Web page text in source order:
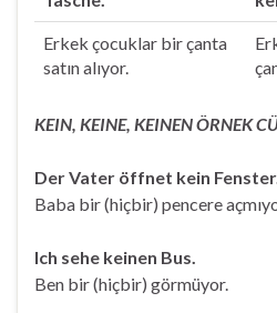
Erkek çocuklar bir çanta
satın alıyor.
KEIN, KEINE, KEINEN ÖRNEK
Der Vater öffnet kein
Baba bir (hiçbir) pencere
Ich sehe keinen Bus.
Ben bir (hiçbir) görmüyor.